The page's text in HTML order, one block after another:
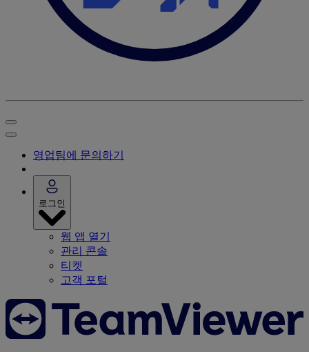
영업팀에 문의하기
로그인
웹 앱 열기
관리 콘솔
티켓
고객 포털